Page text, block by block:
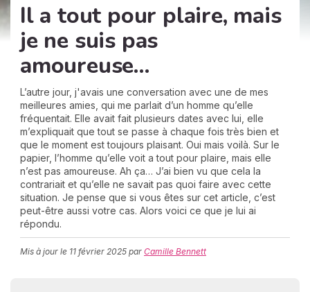
Il a tout pour plaire, mais
je ne suis pas
amoureuse…
L’autre jour, j'avais une conversation avec une de mes
meilleures amies, qui me parlait d’un homme qu’elle
fréquentait. Elle avait fait plusieurs dates avec lui, elle
m’expliquait que tout se passe à chaque fois très bien et
que le moment est toujours plaisant. Oui mais voilà. Sur le
papier, l’homme qu’elle voit a tout pour plaire, mais elle
n’est pas amoureuse. Ah ça… J’ai bien vu que cela la
contrariait et qu’elle ne savait pas quoi faire avec cette
situation. Je pense que si vous êtes sur cet article, c’est
peut-être aussi votre cas. Alors voici ce que je lui ai
répondu.
Mis à jour le 11 février 2025 par Camille Bennett